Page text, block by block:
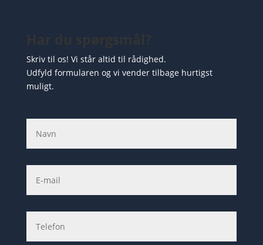
Skriv til os! Vi står altid til rådighed.
Udfyld formularen og vi vender tilbage hurtigst
muligt.